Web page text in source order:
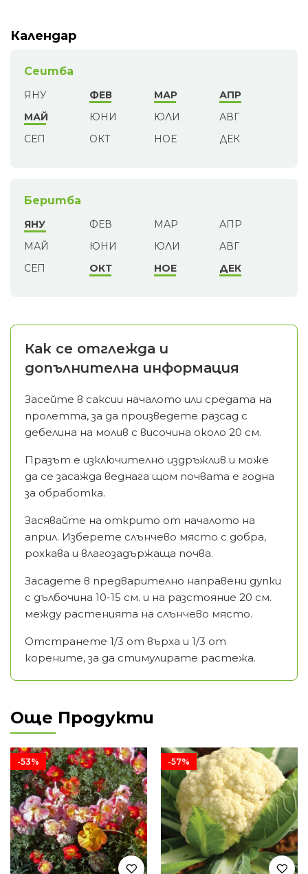
Календар
Сеитба
ЯНУ ФЕВ МАР
АПР
МАЙ
ЮНИ ЮЛИ
АВГ
СЕП
ОКТ НОЕ ДЕК
Беритба
ЯНУ ФЕВ МАР
АПР
МАЙ
ЮНИ ЮЛИ
АВГ
СЕП
ОКТ НОЕ ДЕК
Как се отглежда и
допълнителна информация
Засейте в саксии началото или средата на
пролетта, за да произведете разсад с
дебелина на молив с височина около 20 см.
Празът е изключително издръжлив и може
да се засажда веднага щом почвата е годна
за обработка.
Засявайте на открито от началото на
април. Изберете слънчево място с добра,
рохкава и влагозадържаща почва.
Засадете в предварително направени дупки
с дълбочина 10-15 см. и на разстояние 20 см.
между растенията на слънчево място.
Отстранете 1/3 от върха и 1/3 от
корените, за да стимулирате растежа.
Още Продукти
-53% -57%